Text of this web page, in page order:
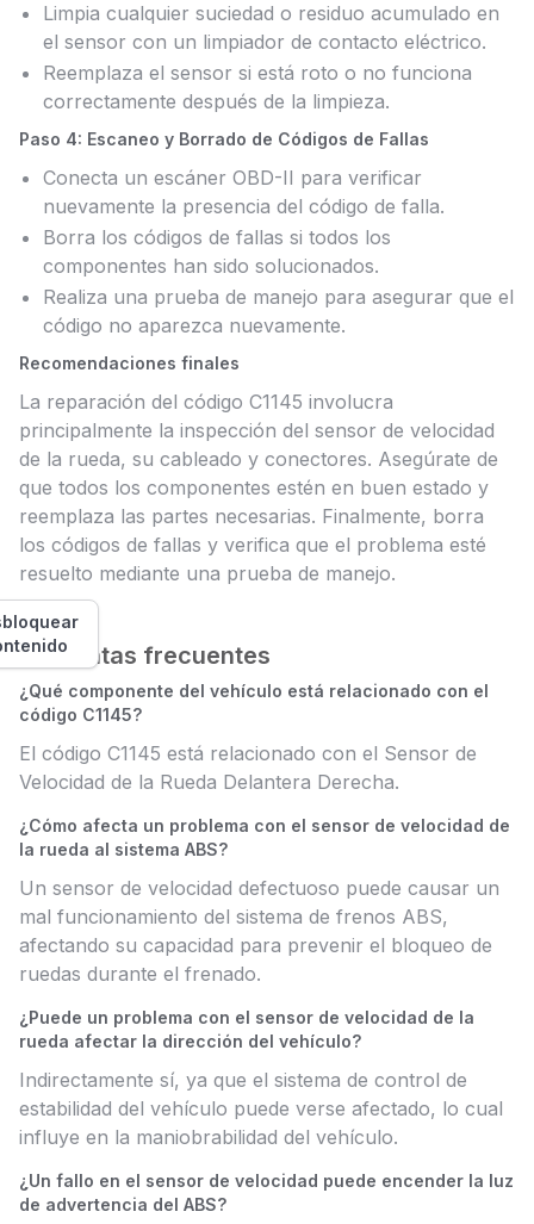
Limpia cualquier suciedad o residuo acumulado en
el sensor con un limpiador de contacto eléctrico.
Reemplaza el sensor si está roto o no funciona
correctamente después de la limpieza.
Paso 4: Escaneo y Borrado de Códigos de Fallas
Conecta un escáner OBD-II para verificar
nuevamente la presencia del código de falla.
Borra los códigos de fallas si todos los
componentes han sido solucionados.
Realiza una prueba de manejo para asegurar que el
código no aparezca nuevamente.
Recomendaciones finales
La reparación del código C1145 involucra
principalmente la inspección del sensor de velocidad
de la rueda, su cableado y conectores. Asegúrate de
que todos los componentes estén en buen estado y
reemplaza las partes necesarias. Finalmente, borra
los códigos de fallas y verifica que el problema esté
resuelto mediante una prueba de manejo.
Preguntas frecuentes
¿Qué componente del vehículo está relacionado con el
código C1145?
El código C1145 está relacionado con el Sensor de
Velocidad de la Rueda Delantera Derecha.
¿Cómo afecta un problema con el sensor de velocidad de
la rueda al sistema ABS?
Un sensor de velocidad defectuoso puede causar un
mal funcionamiento del sistema de frenos ABS,
afectando su capacidad para prevenir el bloqueo de
ruedas durante el frenado.
¿Puede un problema con el sensor de velocidad de la
rueda afectar la dirección del vehículo?
Indirectamente sí, ya que el sistema de control de
estabilidad del vehículo puede verse afectado, lo cual
influye en la maniobrabilidad del vehículo.
¿Un fallo en el sensor de velocidad puede encender la luz
de advertencia del ABS?